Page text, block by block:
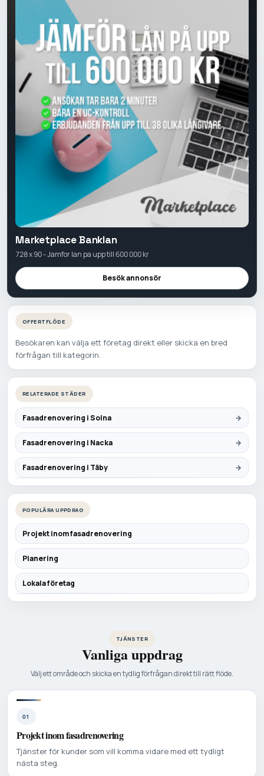
Marketplace Banklan
728 x 90 - Jamfor lan pa upp till 600 000 kr
Besök annonsör
OFFERTFLÖDE
Besökaren kan välja ett företag direkt eller skicka en bred
förfrågan till kategorin.
RELATERADE STÄDER
Fasadrenovering i Solna
Fasadrenovering i Nacka
Fasadrenovering i Täby
POPULÄRA UPPDRAG
Projekt inom fasadrenovering
Planering
Lokala företag
TJÄNSTER
Vanliga uppdrag
Välj ett område och skicka en tydlig förfrågan direkt till rätt flöde.
01
Projekt inom fasadrenovering
Tjänster för kunder som vill komma vidare med ett tydligt
nästa steg.